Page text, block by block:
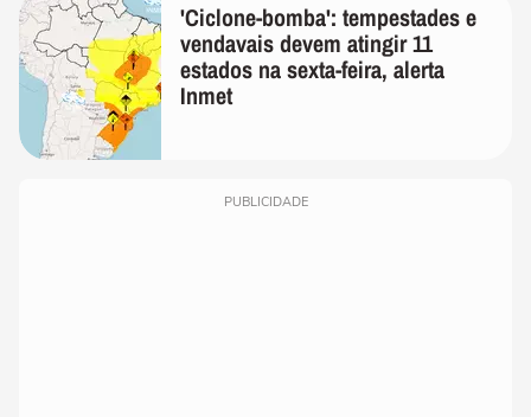
'Ciclone-bomba': tempestades e
vendavais devem atingir 11
estados na sexta-feira, alerta
Inmet
PUBLICIDADE